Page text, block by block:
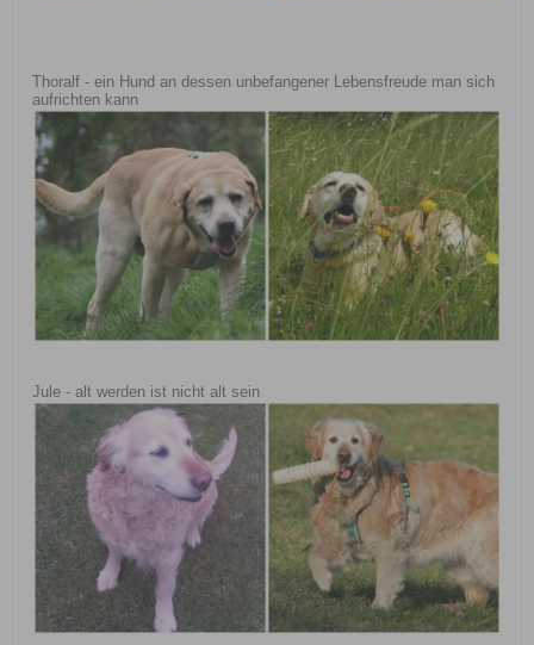
Thoralf - ein Hund an dessen unbefangener Lebensfreude man sich
aufrichten kann
Jule - alt werden ist nicht alt sein